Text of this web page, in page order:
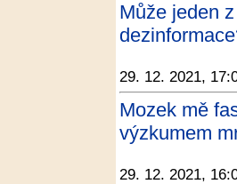
Může jeden
29. 12. 2021,
Mozek mě
výzkumem
29. 12. 2021,